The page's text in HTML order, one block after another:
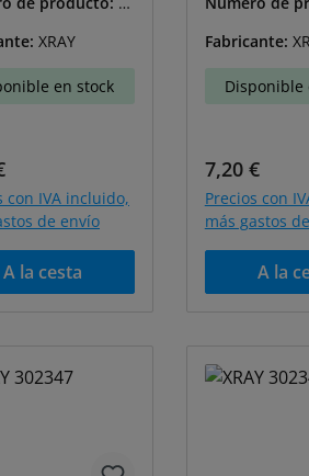
XRAY
en stock
normal:
con IVA incluido,
de envío
A la cesta
Fabricante:
Disponible
Precio
7,20 €
Precios con
más gastos
A la